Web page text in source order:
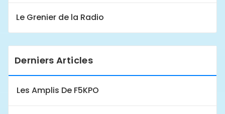
Le Grenier de la Radio
Derniers Articles
Les Amplis De F5KPO